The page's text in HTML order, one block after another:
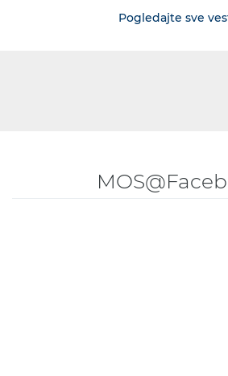
Pogledajte sve